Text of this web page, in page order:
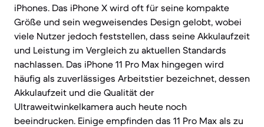
iPhones. Das iPhone X wird oft für seine kompakte
Größe und sein wegweisendes Design gelobt, wobei
viele Nutzer jedoch feststellen, dass seine Akkulaufzeit
und Leistung im Vergleich zu aktuellen Standards
nachlassen. Das iPhone 11 Pro Max hingegen wird
häufig als zuverlässiges Arbeitstier bezeichnet, dessen
Akkulaufzeit und die Qualität der
Ultraweitwinkelkamera auch heute noch
beeindrucken. Einige empfinden das 11 Pro Max als zu